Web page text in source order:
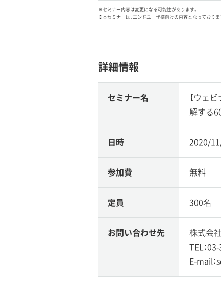
※セミナー内容は変更になる可能性があります。
※本セミナーは、エンドユーザ様向けの内容となっており
詳細情報
セミナー名
【ウェ
解する
日時 2020/
参加費 無料
定員 300名
お問い合わせ先
株式会
TEL：
E-mail